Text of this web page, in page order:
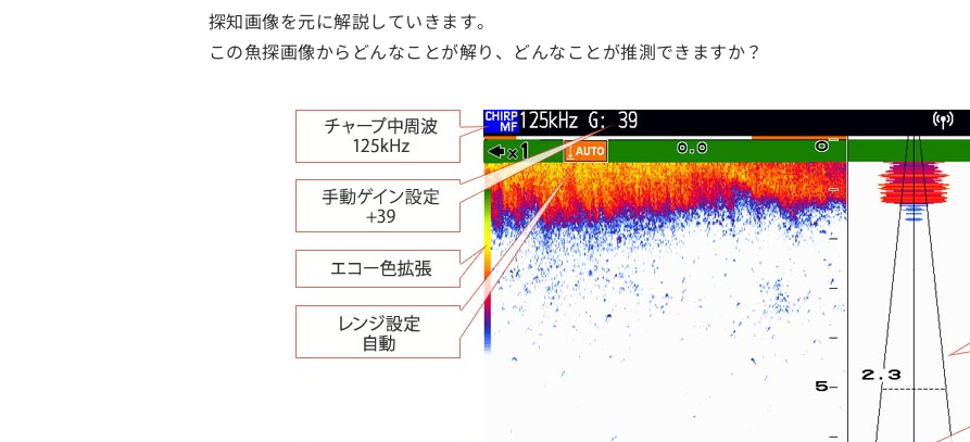
探知画像を元に解説していきます。
この魚探画像からどんなことが解り、どんなことが推測できますか？